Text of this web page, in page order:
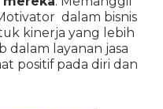
dalam bisnis
kinerja yang lebih
dalam layanan jasa
positif pada diri dan